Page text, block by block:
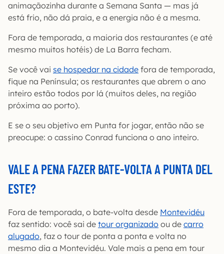
animaçãozinha durante a Semana Santa — mas já
está frio, não dá praia, e a energia não é a mesma.
Fora de temporada, a maioria dos restaurantes (e até
mesmo muitos hotéis) de La Barra fecham.
Se você vai se hospedar na cidade fora de temporada,
fique na Península; os restaurantes que abrem o ano
inteiro estão todos por lá (muitos deles, na região
próxima ao porto).
E se o seu objetivo em Punta for jogar, então não se
preocupe: o cassino Conrad funciona o ano inteiro.
VALE A PENA FAZER BATE-VOLTA A PUNTA DEL
ESTE?
Fora de temporada, o bate-volta desde Montevidéu
faz sentido: você sai de tour organizado ou de carro
alugado, faz o tour de ponta a ponta e volta no
mesmo dia a Montevidéu. Vale mais a pena em tour